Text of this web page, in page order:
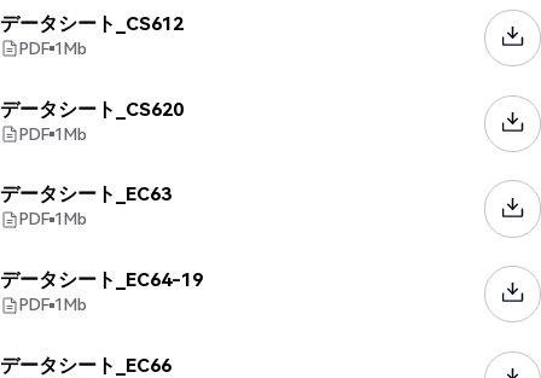
データシート_CS612
PDF 1Mb
データシート_CS620
PDF 1Mb
データシート_EC63
PDF 1Mb
データシート_EC64-19
PDF 1Mb
データシート_EC66